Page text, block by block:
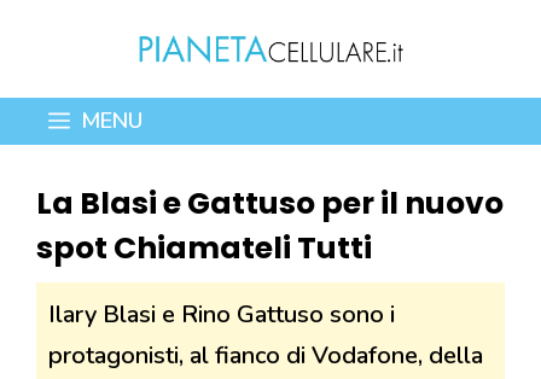
contenuto
MENU
La Blasi e Gattuso per il nuovo
spot Chiamateli Tutti
Ilary Blasi e Rino Gattuso sono i
protagonisti, al fianco di Vodafone, della